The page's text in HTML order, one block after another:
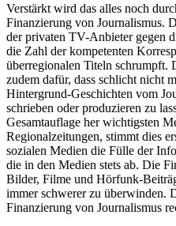
Verstärkt wird das alles noch
Finanzierung von Journalismus.
der privaten TV-Anbieter gegen
die Zahl der kompetenten
überregionalen Titeln schrumpft.
zudem dafür, dass schlicht nicht
Hintergrund-Geschichten vom
schrieben oder produzieren zu
Gesamtauflage her wichtigsten
Regionalzeitungen, stimmt dies
sozialen Medien die Fülle der
die in den Medien stets ab. Die
Bilder, Filme und Hörfunk-
immer schwerer zu überwinden.
Finanzierung von Journalismus